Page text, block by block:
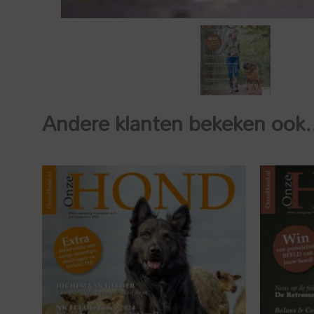
Andere klanten bekeken